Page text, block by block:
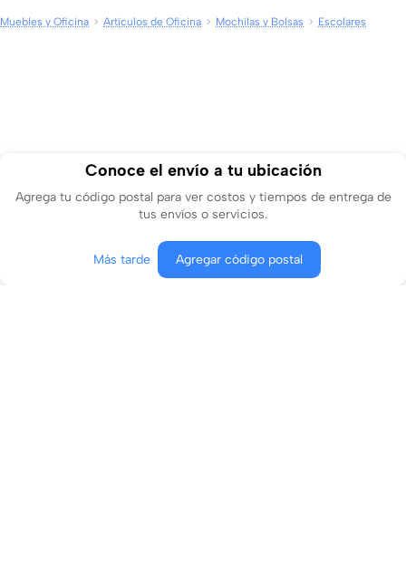
Conoce el envío a tu ubicación
Agrega tu código postal para ver costos y tiempos de entrega de
tus envíos o servicios.
Más tarde Agregar código postal
Producto no disponible
Muebles y Oficina Artículos de Oficina Mochilas y Bolsas Escolares